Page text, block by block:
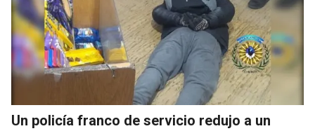
Un policía franco de servicio redujo a un